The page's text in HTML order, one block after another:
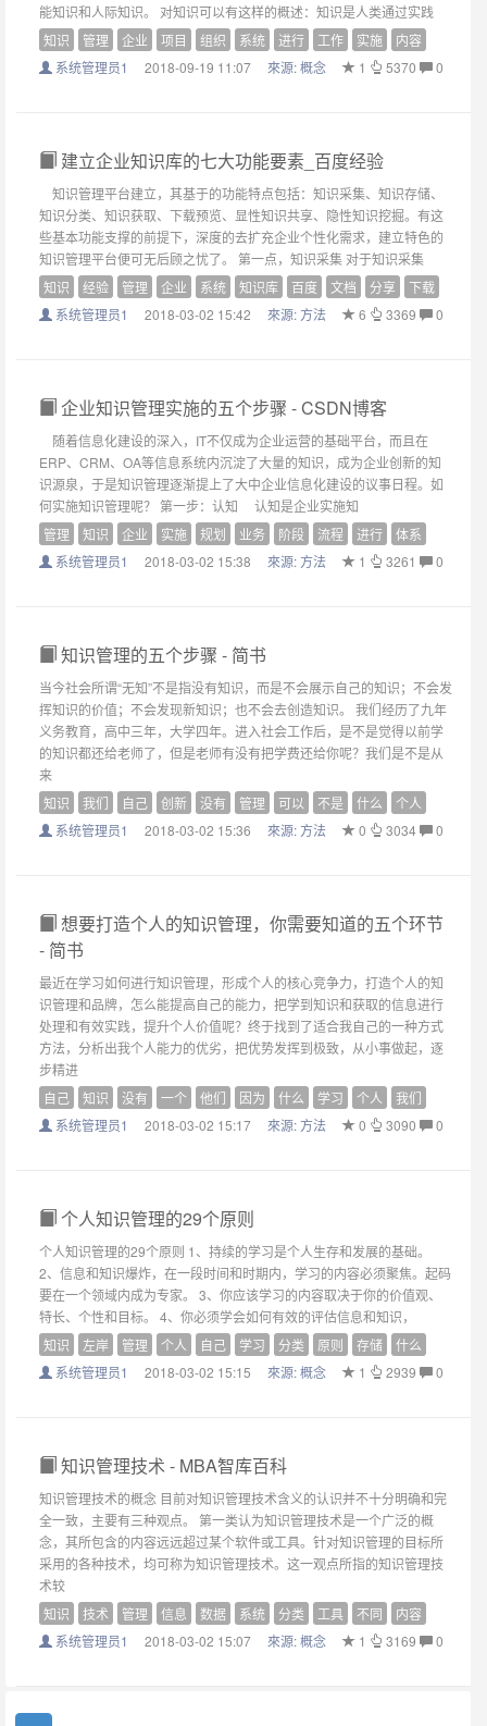
能知识和人际知识。 对知识可以有这样的概述：知识是人类通过实践
知识
管理 企业 项目 组织 系统 进行 工作 实施
内容
系统管理员1
2018-09-19 11:07 來源:概念 1 5370 0
建立企业知识库的七大功能要素_百度经验
知识管理平台建立，其基于的功能特点包括：知识采集、知识存储、
知识分类、知识获取、下载预览、显性知识共享、隐性知识挖掘。有这
些基本功能支撑的前提下，深度的去扩充企业个性化需求，建立特色的
知识管理平台便可无后顾之忧了。 第一点，知识采集 对于知识采集
知识
经验 管理 企业 系统 知识库 百度 文档 分享
下载
系统管理员1
2018-03-02 15:42 來源: 方法 6 3369 0
企业知识管理实施的五个步骤 - CSDN博客
随着信息化建设的深入，IT不仅成为企业运营的基础平台，而且在
ERP、CRM、OA等信息系统内沉淀了大量的知识，成为企业创新的知
识源泉，于是知识管理逐渐提上了大中企业信息化建设的议事日程。如
何实施知识管理呢？ 第一步：认知 认知是企业实施知
管理
知识 企业 实施 规划 业务 阶段 流程 进行
体系
系统管理员1
2018-03-02 15:38 來源: 方法 1 3261 0
知识管理的五个步骤 - 简书
当今社会所谓“无知”不是指没有知识，而是不会展示自己的知识；不会发
挥知识的价值；不会发现新知识；也不会去创造知识。 我们经历了九年
义务教育，高中三年，大学四年。进入社会工作后，是不是觉得以前学
的知识都还给老师了，但是老师有没有把学费还给你呢？我们是不是从
来
知识
我们 自己 创新 没有 管理 可以 不是 什么
个人
系统管理员1
2018-03-02 15:36 來源: 方法 0 3034 0
想要打造个人的知识管理，你需要知道的五个环节
- 简书
最近在学习如何进行知识管理，形成个人的核心竞争力，打造个人的知
识管理和品牌，怎么能提高自己的能力，把学到知识和获取的信息进行
处理和有效实践，提升个人价值呢？终于找到了适合我自己的一种方式
方法，分析出我个人能力的优劣，把优势发挥到极致，从小事做起，逐
步精进
自己
知识 没有 一个 他们 因为 什么 学习 个人
我们
系统管理员1
2018-03-02 15:17 來源: 方法 0 3090 0
个人知识管理的29个原则
个人知识管理的29个原则 1、持续的学习是个人生存和发展的基础。
2、信息和知识爆炸，在一段时间和时期内，学习的内容必须聚焦。起码
要在一个领域内成为专家。 3、你应该学习的内容取决于你的价值观、
特长、个性和目标。 4、你必须学会如何有效的评估信息和知识，
知识
左岸 管理 个人 自己 学习 分类 原则 存储
什么
系统管理员1
2018-03-02 15:15 來源:概念 1 2939 0
知识管理技术 - MBA智库百科
知识管理技术的概念 目前对知识管理技术含义的认识并不十分明确和完
全一致，主要有三种观点。 第一类认为知识管理技术是一个广泛的概
念，其所包含的内容远远超过某个软件或工具。针对知识管理的目标所
采用的各种技术，均可称为知识管理技术。这一观点所指的知识管理技
术较
知识
技术 管理 信息 数据 系统 分类 工具 不同
内容
系统管理员1
2018-03-02 15:07 來源:概念 1 3169 0